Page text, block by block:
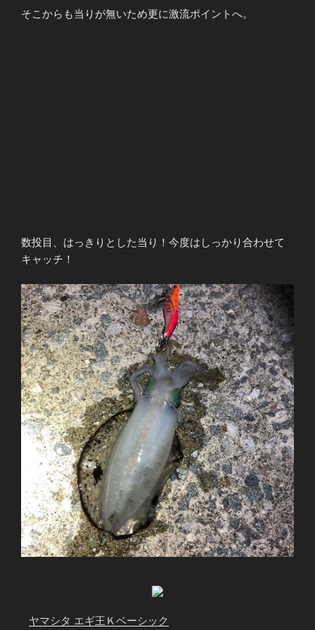
そこからも当りが無いため更に激流ポイントへ。
数投目、はっきりとした当り！今度はしっかり合わせて
キャッチ！
ヤマシタ エギ王Ｋベーシック